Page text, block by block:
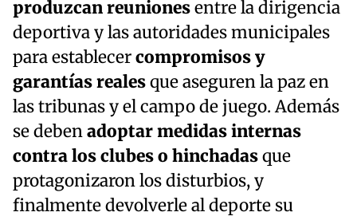
produzcan reunionesentre la dirigencia
deportiva y las autoridades municipales
para establecercompromisos y
garantías realesque aseguren la paz en
las tribunas y el campo de juego. Además
se debenadoptar medidas internas
contra los clubes o hinchadasque
protagonizaron los disturbios, y
finalmente devolverle al deporte su